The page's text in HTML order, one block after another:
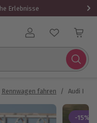
Erlebnisse
Benutzerkonto
Rennwagen fahren / Audi
-15%